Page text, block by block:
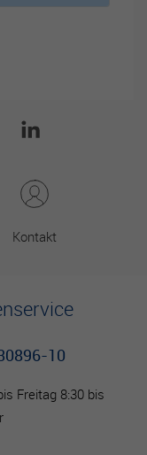
Kontakt
10
Freitag 8:30 bis